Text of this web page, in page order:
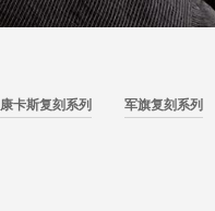
康卡斯复刻系列 军旗复刻系列